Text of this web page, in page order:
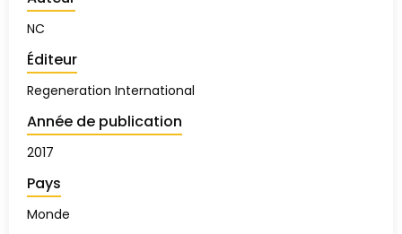
NC
Éditeur
Regeneration International
Année de publication
2017
Pays
Monde